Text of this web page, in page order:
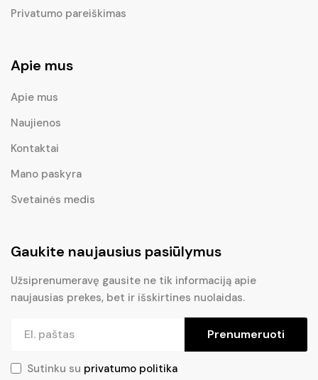
Privatumo pareiškimas
Apie mus
Apie mus
Naujienos
Kontaktai
Mano paskyra
Svetainės medis
Gaukite naujausius pasiūlymus
Užsiprenumeravę gausite ne tik informaciją apie
naujausias prekes, bet ir išskirtines nuolaidas.
Prenumeruoti
Sutinku su privatumo politika